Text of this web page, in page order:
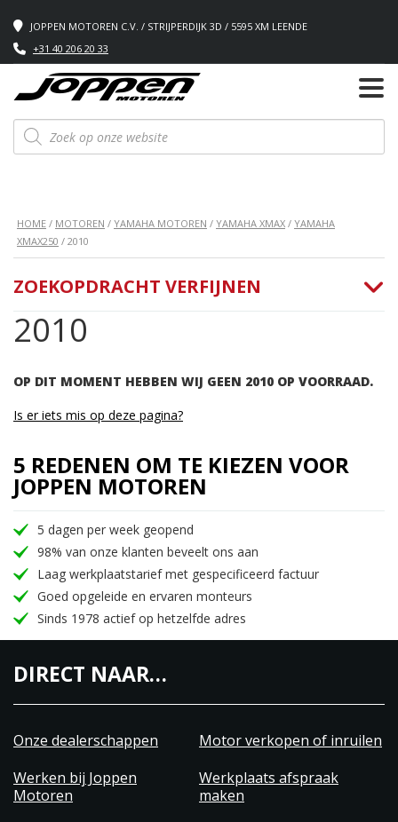
JOPPEN MOTOREN C.V. / STRIJPERDIJK 3D / 5595 XM LEENDE
+31 40 206 20 33
Producten
zoeken
HOME / MOTOREN / YAMAHA MOTOREN / YAMAHA XMAX / YAMAHA
XMAX250 / 2010
2010
OP DIT MOMENT HEBBEN WIJ GEEN 2010 OP VOORRAAD.
ZOEKOPDRACHT VERFIJNEN
Is er iets mis op deze pagina?
5 REDENEN OM TE KIEZEN VOOR
JOPPEN MOTOREN
5 dagen per week geopend
98% van onze klanten beveelt ons aan
Laag werkplaatstarief met gespecificeerd factuur
Goed opgeleide en ervaren monteurs
Sinds 1978 actief op hetzelfde adres
DIRECT NAAR…
Onze dealerschappen
Motor verkopen of inruilen
Werken bij Joppen
Motoren
Werkplaats afspraak
maken